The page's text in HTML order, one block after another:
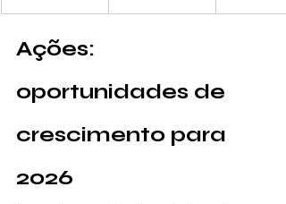
Ações:
oportunidades de
crescimento para
2026